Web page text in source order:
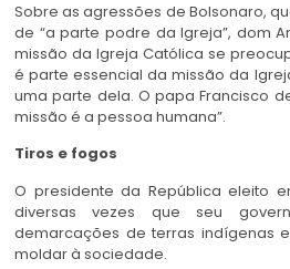
Sobre as agressões de Bolsonaro,
de “a parte podre da Igreja”, dom
missão da Igreja Católica se
é parte essencial da missão da
uma parte dela. O papa Francisco
missão é a pessoa humana”.
Tiros e fogos
O presidente da República eleito
diversas vezes que seu
demarcações de terras indígenas
moldar à sociedade.